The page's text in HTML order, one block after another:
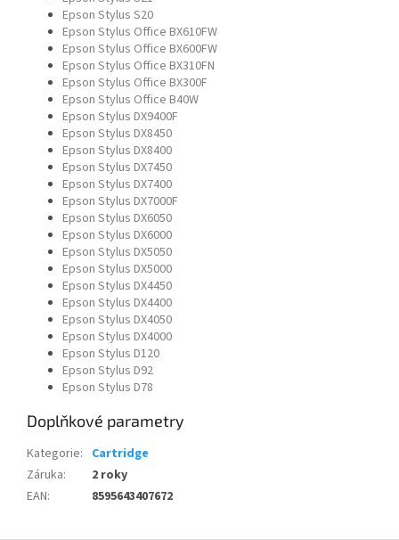
Epson Stylus S20
Epson Stylus Office BX610FW
Epson Stylus Office BX600FW
Epson Stylus Office BX310FN
Epson Stylus Office BX300F
Epson Stylus Office B40W
Epson Stylus DX9400F
Epson Stylus DX8450
Epson Stylus DX8400
Epson Stylus DX7450
Epson Stylus DX7400
Epson Stylus DX7000F
Epson Stylus DX6050
Epson Stylus DX6000
Epson Stylus DX5050
Epson Stylus DX5000
Epson Stylus DX4450
Epson Stylus DX4400
Epson Stylus DX4050
Epson Stylus DX4000
Epson Stylus D120
Epson Stylus D92
Epson Stylus D78
Doplňkové parametry
Kategorie: Cartridge
Záruka:
2 roky
EAN: 8595643407672